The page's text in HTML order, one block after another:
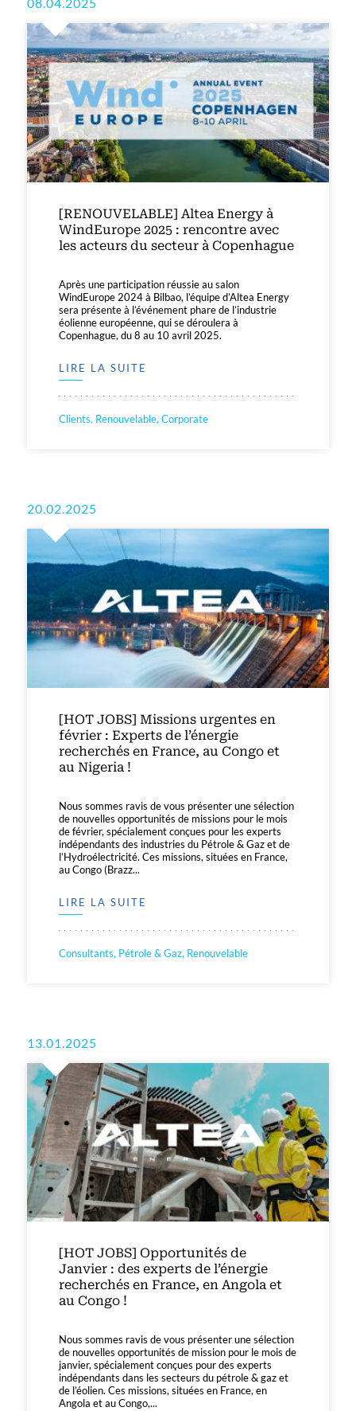
[RENOUVELABLE] Altea Energy à
WindEurope 2025 : rencontre avec
les acteurs du secteur à Copenhague
Après une participation réussie au salon
WindEurope 2024 à Bilbao, l’équipe d’Altea Energy
sera présente à l’événement phare de l’industrie
éolienne européenne, qui se déroulera à
Copenhague, du 8 au 10 avril 2025.
LIRE LA SUITE
Clients, Renouvelable, Corporate
20.02.2025
[HOT JOBS] Missions urgentes en
février : Experts de l’énergie
recherchés en France, au Congo et
au Nigeria !
Nous sommes ravis de vous présenter une sélection
de nouvelles opportunités de missions pour le mois
de février, spécialement conçues pour les experts
indépendants des industries du Pétrole & Gaz et de
l’Hydroélectricité. Ces missions, situées en France,
au Congo (Brazz...
LIRE LA SUITE
Consultants, Pétrole & Gaz, Renouvelable
13.01.2025
[HOT JOBS] Opportunités de
Janvier : des experts de l’énergie
recherchés en France, en Angola et
au Congo !
Nous sommes ravis de vous présenter une sélection
de nouvelles opportunités de mission pour le mois de
janvier, spécialement conçues pour des experts
indépendants dans les secteurs du pétrole & gaz et
de l’éolien. Ces missions, situées en France, en
Angola et au Congo,...